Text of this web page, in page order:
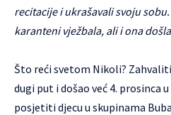
recitacije i ukrašavali svoju
karanteni vježbala, ali i ona
Što reći svetom Nikoli?
dugi put i došao već 4. prosinca
posjetiti djecu u skupinama